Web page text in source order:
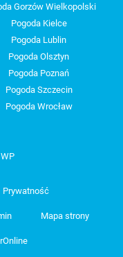
Gorzów Wielkopolski
Pogoda Kielce
Pogoda Lublin
Pogoda Olsztyn
Pogoda Poznań
Pogoda Szczecin
Pogoda Wrocław
Prywatność
Mapa strony